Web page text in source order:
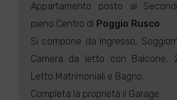
Appartamento posto al
pieno Centro di Poggio Rusco.
Si compone da Ingresso,
Camera da letto con Balcone,
Letto Matrimoniali e Bagno.
Completa la proprietà il Garage.